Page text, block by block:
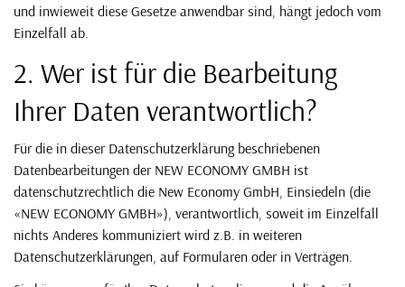
und inwieweit diese Gesetze anwendbar sind, hängt jedoch vom
Einzelfall ab.
2. Wer ist für die Bearbeitung
Ihrer Daten verantwortlich?
Für die in dieser Datenschutzerklärung beschriebenen
Datenbearbeitungen der NEW ECONOMY GMBH ist
datenschutzrechtlich die New Economy GmbH, Einsiedeln (die
«NEW ECONOMY GMBH»), verantwortlich, soweit im Einzelfall
nichts Anderes kommuniziert wird z.B. in weiteren
Datenschutzerklärungen, auf Formularen oder in Verträgen.